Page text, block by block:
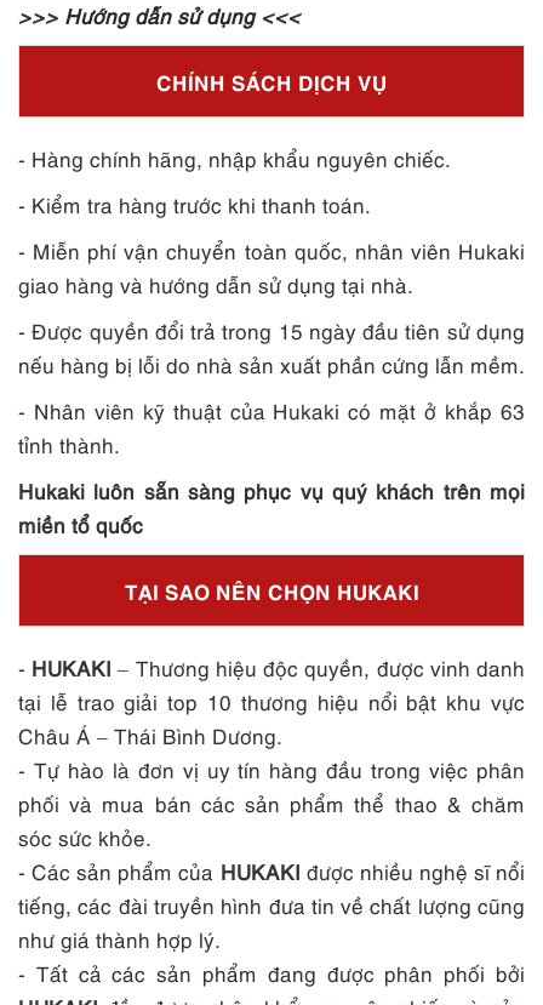
>>> Hướng dẫn sử dụng <<<
CHÍNH SÁCH DỊCH VỤ
- Hàng chính hãng, nhập khẩu nguyên chiếc.
- Kiểm tra hàng trước khi thanh toán.
- Miễn phí vận chuyển toàn quốc, nhân viên Hukaki
giao hàng và hướng dẫn sử dụng tại nhà.
- Được quyền đổi trả trong 15 ngày đầu tiên sử dụng
nếu hàng bị lỗi do nhà sản xuất phần cứng lẫn mềm.
- Nhân viên kỹ thuật của Hukaki có mặt ở khắp 63
tỉnh thành.
Hukaki luôn sẵn sàng phục vụ quý khách trên mọi
miền tổ quốc
TẠI SAO NÊN CHỌN HUKAKI
- HUKAKI – Thương hiệu độc quyền, được vinh danh
tại lễ trao giải top 10 thương hiệu nổi bật khu vực
Châu Á – Thái Bình Dương.
- Tự hào là đơn vị uy tín hàng đầu trong việc phân
phối và mua bán các sản phẩm thể thao & chăm
sóc sức khỏe.
- Các sản phẩm của HUKAKI được nhiều nghệ sĩ nổi
tiếng, các đài truyền hình đưa tin về chất lượng cũng
như giá thành hợp lý.
- Tất cả các sản phẩm đang được phân phối bởi